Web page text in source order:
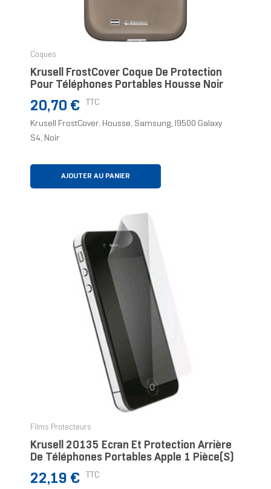
Coques
Krusell FrostCover Coque De Protection
Pour Téléphones Portables Housse Noir
Prix
20,70 € TTC
Krusell FrostCover, Housse, Samsung, I9500 Galaxy
S4, Noir
AJOUTER AU PANIER
Films Protecteurs
Krusell 20135 Écran Et Protection Arrière
De Téléphones Portables Apple 1 Pièce(s)
Prix
22,19 € TTC